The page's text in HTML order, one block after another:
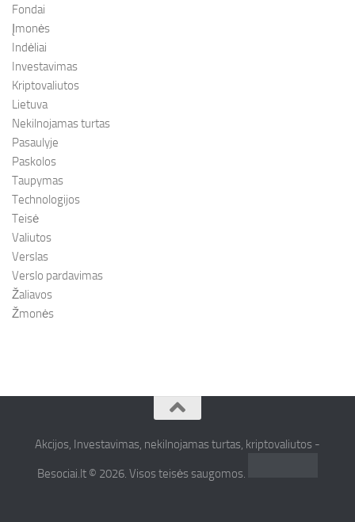
Fondai
Įmonės
Indėliai
Investavimas
Kriptovaliutos
Lietuva
Nekilnojamas turtas
Pasaulyje
Paskolos
Taupymas
Technologijos
Teisė
Valiutos
Verslas
Verslo pardavimas
Žaliavos
Žmonės
Akcijos, Investavimas, nekilnojamas turtas, kriptovaliutos -
Besociai.lt © 2026. Visos teisės saugomos.